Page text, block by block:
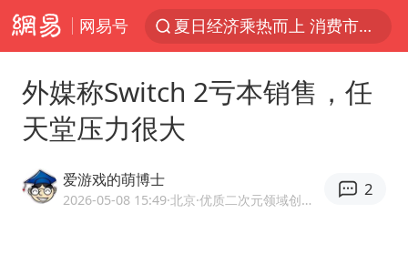
网易号
夏日经济乘热而上 消费市场向新而行
哈马斯称坚持加沙停火协议路线图
浙江省甬江发生2026年第1号洪水
独闯南太行的失联女生最后轨迹已确认
外媒称Switch 2亏本销售，任
天堂压力很大
爱游戏的萌博士
2026-05-08 15:49·北京 ·优质二次元领域创作者
2